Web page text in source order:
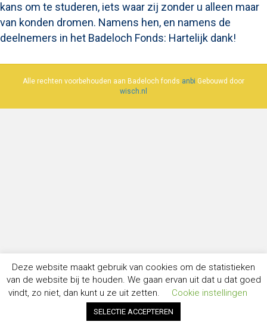
kans om te studeren, iets waar zij zonder u alleen maar
van konden dromen. Namens hen, en namens de
deelnemers in het Badeloch Fonds: Hartelijk dank!
Alle rechten voorbehouden aan Badeloch fonds anbi Gebouwd door
wisch.nl
Deze website maakt gebruik van cookies om de statistieken
van de website bij te houden. We gaan ervan uit dat u dat goed
vindt, zo niet, dan kunt u ze uit zetten.
Cookie instellingen
SELECTIE ACCEPTEREN